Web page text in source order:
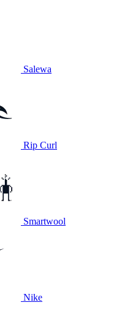
Salewa
Rip Curl
Smartwool
Nike